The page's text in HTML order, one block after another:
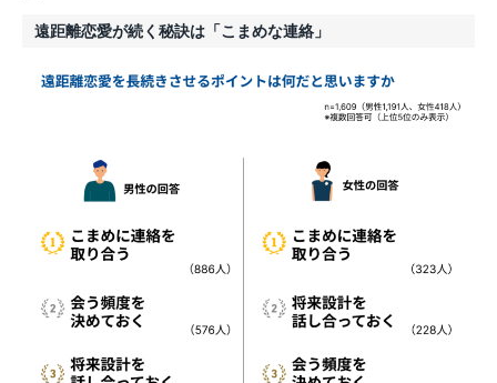
遠距離恋愛が続く秘訣は「こまめな連絡」